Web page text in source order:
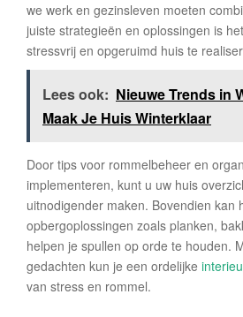
we werk en gezinsleven moeten
juiste strategieën en oplossingen is
stressvrij en opgeruimd huis te
Lees ook: Nieuwe Trends in
Maak Je Huis Winterklaar
Door tips voor rommelbeheer en
implementeren, kunt u uw huis
uitnodigender maken. Bovendien kan
opbergoplossingen zoals planken,
helpen je spullen op orde te houden.
gedachten kun je een ordelijke
van stress en rommel.